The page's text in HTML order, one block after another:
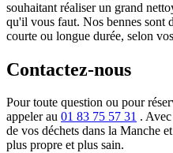
souhaitant réaliser un grand
qu'il vous faut. Nos bennes sont
courte ou longue durée, selon
Contactez-nous
Pour toute question ou pour
appeler au 01 83 75 57 31 .
de vos déchets dans la Manche
plus propre et plus sain.